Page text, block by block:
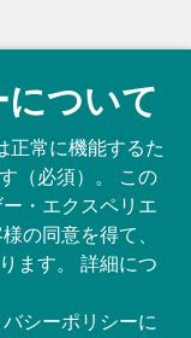
ードを書く
レーションテスト
ドをうまく設計する
anytime on your
ついて
正常に機能するた
（必須）。 この
・エクスペリエ
の同意を得て、
ます。 詳細につ
シーポリシーに